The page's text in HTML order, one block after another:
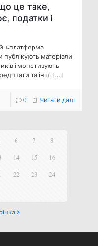
це таке,
податки і
платформа
публікують матеріали
і монетизують
та інші […]
0 Читати далі
6 7
8
14 15
16
22 23
24